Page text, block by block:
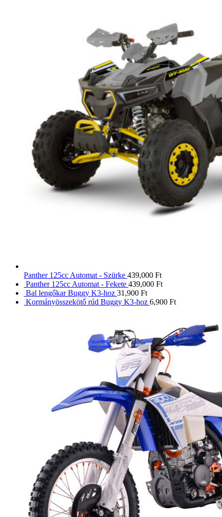
Panther 125cc Automat - Szürke 439,000 Ft
Panther 125cc Automat - Fekete 439,000 Ft
Bal lengőkar Buggy K3-hoz 31,900 Ft
Kormányösszekötő rúd Buggy K3-hoz 6,900 Ft